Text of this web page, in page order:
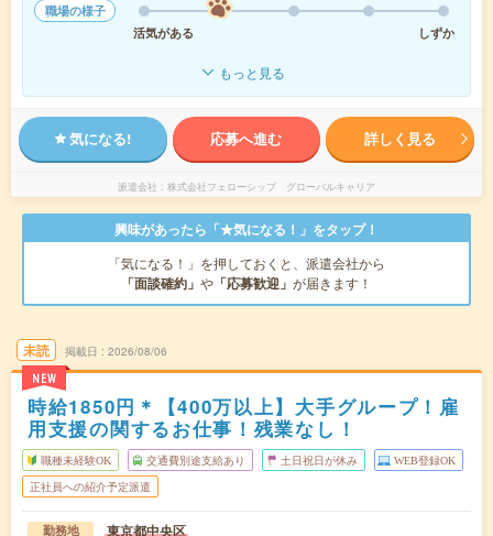
職場の様子
活気がある
しずか
もっと見る
気になる! 応募へ進む 詳しく見る
派遣会社 株式会社フェローシップ グローバルキャリア
興味があったら「★気になる！」をタップ！
「気になる！」を押しておくと、派遣会社から
「面談確約」 や 「応募歓迎」 が届きます！
未読
NEW
掲載日 2026/08/06
時給1850円＊【400万以上】大手グループ！雇
用支援の関するお仕事！残業なし！
職種未経験OK 交通費別途支給あり 土日祝日が休み WEB登録OK
正社員への紹介予定派遣
勤務地 東京都中央区